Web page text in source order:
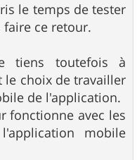
le temps de tester
ce retour.
tiens toutefois à
le choix de travailler
de l'application.
fonctionne avec les
mobile